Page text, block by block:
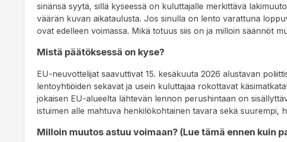
sinänsä syytä, sillä kyseessä on kuluttajalle merkittävä
väärän kuvan aikataulusta. Jos sinulla on lento varattuna
ovat edelleen voimassa. Mikä totuus siis on ja milloin säännöt
Mistä päätöksessä on kyse?
EU-neuvottelijat saavuttivat 15. kesäkuuta 2026 alustavan
lentoyhtiöiden sekavat ja usein kuluttajaa rokottavat
jokaisen EU-alueelta lähtevän lennon perushintaan on
istuimen alle mahtuva henkilökohtainen tavara sekä suurempi,
Milloin muutos astuu voimaan? (Lue tämä ennen kuin